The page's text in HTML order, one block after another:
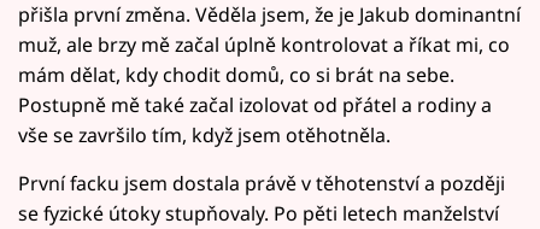
přišla první změna. Věděla jsem, že je Jakub dominantní
muž, ale brzy mě začal úplně kontrolovat a říkat mi, co
mám dělat, kdy chodit domů, co si brát na sebe.
Postupně mě také začal izolovat od přátel a rodiny a
vše se završilo tím, když jsem otěhotněla.
První facku jsem dostala právě v těhotenství a později
se fyzické útoky stupňovaly. Po pěti letech manželství